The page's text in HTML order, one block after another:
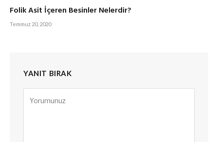
Folik Asit İçeren Besinler Nelerdir?
Temmuz 20, 2020
YANIT BIRAK